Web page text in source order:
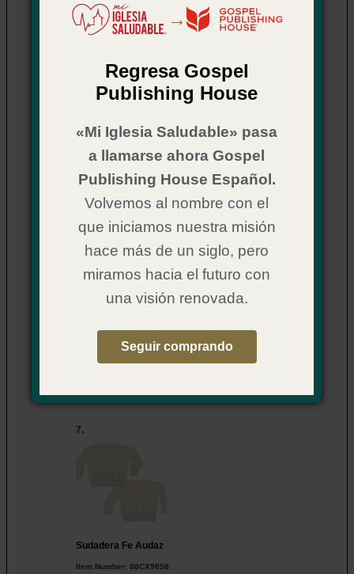
5.
Audacious Faith Crewneck
Item Number:08CX9852
On Sale!
Click here to view prices
6.
Click here to viewprices
7.
Sudadera Fe Audaz
Item Number: 08CX9858
→
Regresa Gospel
Publishing House
«Mi Iglesia Saludable» pasa
a llamarse ahora Gospel
Publishing House Español.
Volvemos al nombre con el
que iniciamos nuestra misión
hace más de un siglo, pero
miramos hacia el futuro con
una visión renovada.
Seguir comprando